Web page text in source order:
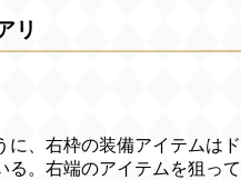
リ
に、右枠の装備アイテムはド
る。右端のアイテムを狙って